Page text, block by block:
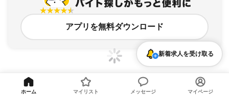
アプリを無料ダウンロード
静岡県、興津駅、昇給ありのアルバイト・バイト求人情報
新着求人を受け取る
ホーム マイリスト メッセージ マイページ